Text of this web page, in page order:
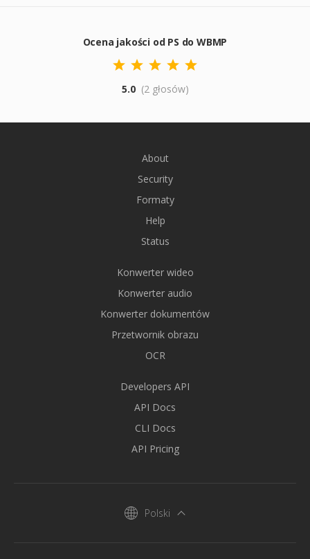
Ocena jakości od PS do WBMP
5.0 (2 głosów)
About
Security
Formaty
Help
Status
Konwerter wideo
Konwerter audio
Konwerter dokumentów
Przetwornik obrazu
OCR
Developers API
API Docs
CLI Docs
API Pricing
Polski